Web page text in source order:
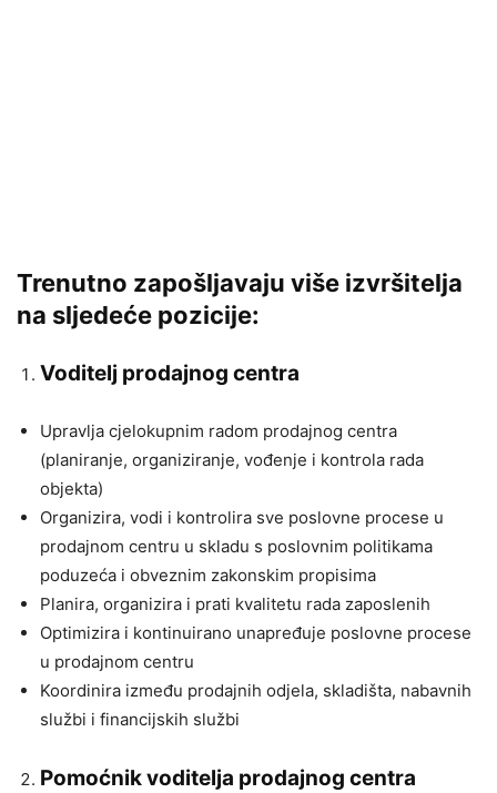
Trenutno zapošljavaju više izvršitelja
na sljedeće pozicije:
Voditelj prodajnog centra
Upravlja cjelokupnim radom prodajnog centra
(planiranje, organiziranje, vođenje i kontrola rada
objekta)
Organizira, vodi i kontrolira sve poslovne procese u
prodajnom centru u skladu s poslovnim politikama
poduzeća i obveznim zakonskim propisima
Planira, organizira i prati kvalitetu rada zaposlenih
Optimizira i kontinuirano unapređuje poslovne procese
u prodajnom centru
Koordinira između prodajnih odjela, skladišta, nabavnih
službi i financijskih službi
Pomoćnik voditelja prodajnog centra